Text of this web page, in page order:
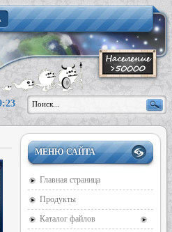
МЕНЮ САЙТА
Главная страница
Продукты
Каталог файлов